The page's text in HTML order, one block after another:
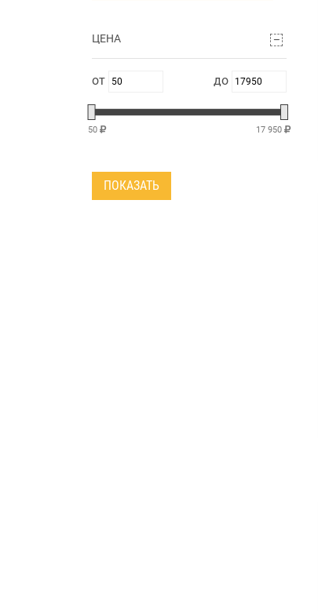
ЦЕНА
50 17 950
ПОКАЗАТЬ